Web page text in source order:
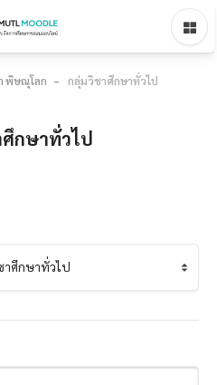
พิษณุโลก กลุ่มวิชาศึกษาทั่วไป
กษาทั่วไป